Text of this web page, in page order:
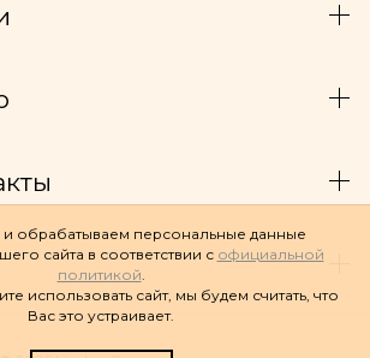
обрабатываем персональные данные
сайта в соответствии с официальной
политикой.
использовать сайт, мы будем считать, что
Вас это устраивает.